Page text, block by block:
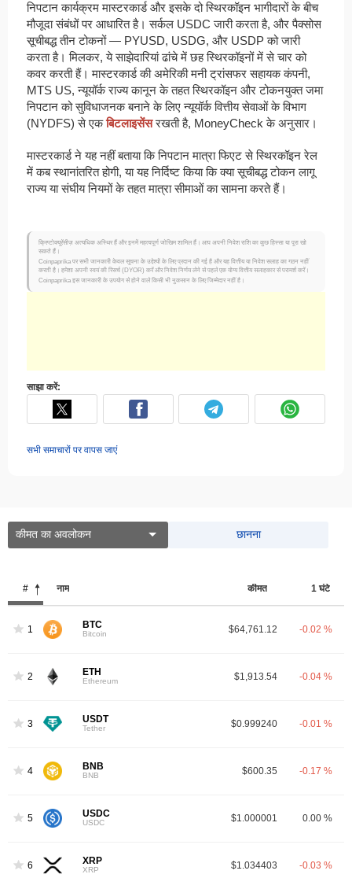
निपटान कार्यक्रम मास्टरकार्ड और इसके दो स्थिरकॉइन भागीदारों के बीच
मौजूदा संबंधों पर आधारित है। सर्कल USDC जारी करता है, और पैक्सोस
सूचीबद्ध तीन टोकनों — PYUSD, USDG, और USDP को जारी
करता है। मिलकर, ये साझेदारियां ढांचे में छह स्थिरकॉइनों में से चार को
कवर करती हैं। मास्टरकार्ड की अमेरिकी मनी ट्रांसफर सहायक कंपनी,
MTS US, न्यूयॉर्क राज्य कानून के तहत स्थिरकॉइन और टोकनयुक्त जमा
निपटान को सुविधाजनक बनाने के लिए न्यूयॉर्क वित्तीय सेवाओं के विभाग
(NYDFS) से एकबिटलाइसेंसरखती है, MoneyCheck के अनुसार।
मास्टरकार्ड ने यह नहीं बताया कि निपटान मात्रा फिएट से स्थिरकॉइन रेल
में कब स्थानांतरित होगी, या यह निर्दिष्ट किया कि क्या सूचीबद्ध टोकन लागू
राज्य या संघीय नियमों के तहत मात्रा सीमाओं का सामना करते हैं।
क्रिप्टोक्यूरेंसीज़ अत्यधिक अस्थिर हैं और इनमें महत्वपूर्ण जोखिम शामिल हैं। आप अपनी निवेश राशि का कुछ हिस्सा या पूरा खो
सकते हैं।
Coinpaprika पर सभी जानकारी केवल सूचना के उद्देश्यों के लिए प्रदान की गई है और यह वित्तीय या निवेश सलाह का गठन नहीं
करती है। हमेशा अपनी स्वयं की रिसर्च (DYOR) करें और निवेश निर्णय लेने से पहले एक योग्य वित्तीय सलाहकार से परामर्श करें।
Coinpaprika इस जानकारी के उपयोग से होने वाले किसी भी नुकसान के लिए जिम्मेदार नहीं है।
साझा करें:
सभी समाचारों पर वापस जाएं
कीमत का अवलोकन छानना
# नाम कीमत 1 घंटे
1 BTC
Bitcoin $64,761.12 -0.02 %
2 ETH
Ethereum $1,913.54 -0.04 %
3 USDT
Tether $0.999240 -0.01 %
4 BNB
BNB $600.35 -0.17 %
5 USDC
USDC $1.000001 0.00 %
6 XRP
XRP $1.034403 -0.03 %